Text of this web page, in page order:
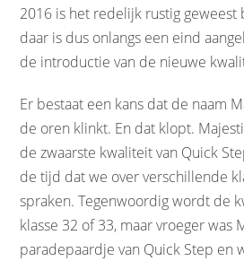
2016 is het redelijk rustig geweest
daar is dus onlangs een eind
de introductie van de nieuwe
Er bestaat een kans dat de naam
de oren klinkt. En dat klopt.
de zwaarste kwaliteit van Quick
de tijd dat we over verschillende
spraken. Tegenwoordig wordt de
klasse 32 of 33, maar vroeger was
paradepaardje van Quick Step en